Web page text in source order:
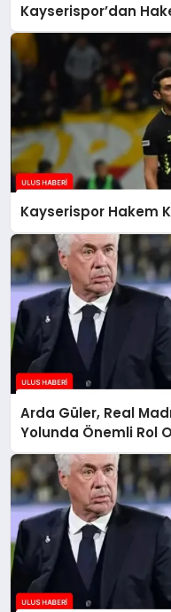
Kayserispor’dan
Kayserispor Hakem
Arda Güler, Real
Yolunda Önemli Rol